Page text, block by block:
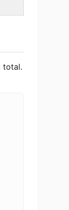
total.